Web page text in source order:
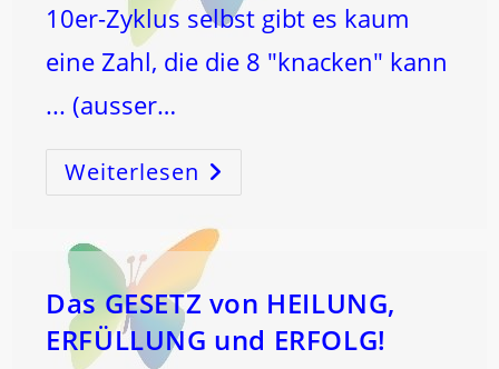
10er-Zyklus selbst gibt es kaum
eine Zahl, die die 8 "knacken" kann
... (ausser…
Weiterlesen WELCHE
Zahl
„knackt“
8
Das GESETZ von HEILUNG,
ERFÜLLUNG und ERFOLG!